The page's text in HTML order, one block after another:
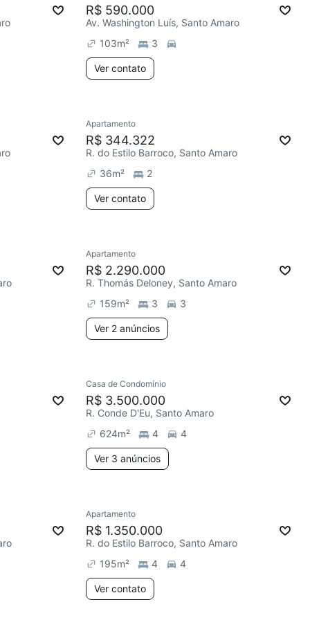
R$ 590.000
Av. Washington Luís, Santo Amaro
103m² 3
Ver contato
Apartamento
R$ 344.322
R. do Estilo Barroco, Santo Amaro
36m² 2
Ver contato
Apartamento
R$ 2.290.000
R. Thomás Deloney, Santo Amaro
159m² 3 3
Ver 2 anúncios
Casa de Condomínio
R$ 3.500.000
R. Conde D'Eu, Santo Amaro
624m² 4 4
Ver 3 anúncios
Apartamento
R$ 1.350.000
R. do Estilo Barroco, Santo Amaro
195m² 4 4
Ver contato